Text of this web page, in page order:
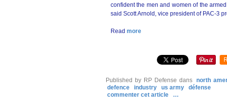
confident the men and women of the
said Scott Arnold, vice president of PAC-3
Read more
Published by RP Defense dans north
defence
industry us army
défense
commenter cet article
…